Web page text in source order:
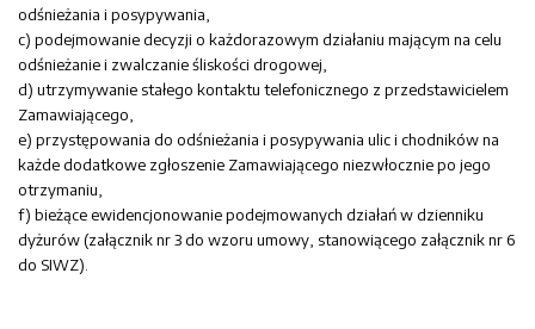
odśnieżania i posypywania,
c) podejmowanie decyzji o każdorazowym działaniu mającym na celu
odśnieżanie i zwalczanie śliskości drogowej,
d) utrzymywanie stałego kontaktu telefonicznego z przedstawicielem
Zamawiającego,
e) przystępowania do odśnieżania i posypywania ulic i chodników na
każde dodatkowe zgłoszenie Zamawiającego niezwłocznie po jego
otrzymaniu,
f) bieżące ewidencjonowanie podejmowanych działań w dzienniku
dyżurów (załącznik nr 3 do wzoru umowy, stanowiącego załącznik nr 6
do SIWZ).